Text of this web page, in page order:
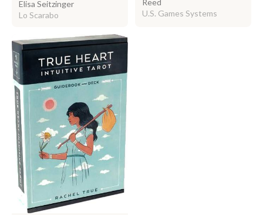
Elisa Seitzinger
Lo Scarabo
Reed
U.S. Games Systems